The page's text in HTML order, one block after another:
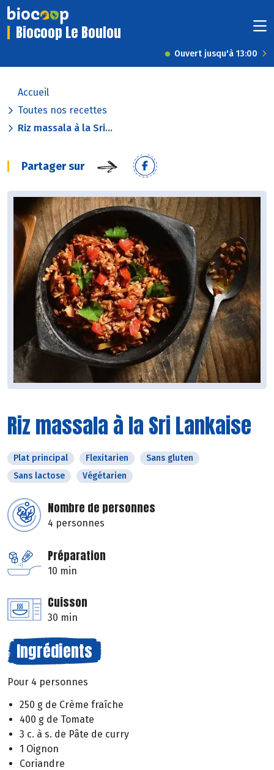
Biocoop Le Boulou
Ouvert jusqu'à 13:00
Accueil
Toutes nos recettes
Riz massala à la Sri...
Partager sur
Riz massala à la Sri Lankaise
Plat principal Flexitarien
Sans gluten
Sans lactose
Végétarien
Nombre de personnes
4 personnes
Préparation
10 min
Cuisson
30 min
Ingrédients
Pour 4 personnes
250 g de Crème fraîche
400 g de Tomate
3 c. à s. de Pâte de curry
1 Oignon
Coriandre